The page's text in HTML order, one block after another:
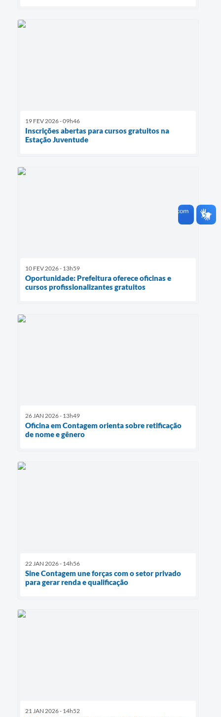
19 FEV 2026 - 09h46
Inscrições abertas para cursos gratuitos na
Estação Juventude
10 FEV 2026 - 13h59
Oportunidade: Prefeitura oferece oficinas e
cursos profissionalizantes gratuitos
26 JAN 2026 - 13h49
Oficina em Contagem orienta sobre retificação
de nome e gênero
22 JAN 2026 - 14h56
Sine Contagem une forças com o setor privado
para gerar renda e qualificação
21 JAN 2026 - 14h52